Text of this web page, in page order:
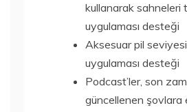
kullanarak sahneleri
uygulaması desteği
Aksesuar pil
uygulaması desteği
Podcast’ler, son
güncellenen şovlara